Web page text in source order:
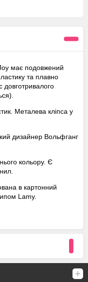
має подовжений
та плавно
довготривалого
Металева кліпса у
дизайнер Вольфганг
кольору. Є
в картонний
Lamy.